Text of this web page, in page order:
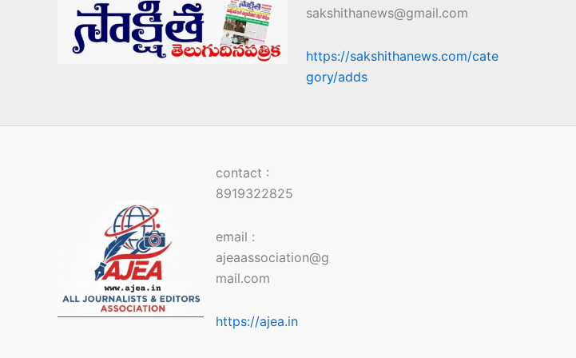
sakshithanews@gmail.com
https://sakshithanews.com/cate
gory/adds
contact :
8919322825
email :
ajeaassociation@g
mail.com
https://ajea.in